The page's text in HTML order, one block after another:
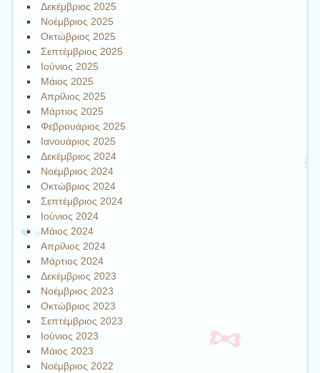
Δεκέμβριος 2025
Νοέμβριος 2025
Οκτώβριος 2025
Σεπτέμβριος 2025
Ιούνιος 2025
Μάιος 2025
Απρίλιος 2025
Μάρτιος 2025
Φεβρουάριος 2025
Ιανουάριος 2025
Δεκέμβριος 2024
Νοέμβριος 2024
Οκτώβριος 2024
Σεπτέμβριος 2024
Ιούνιος 2024
Μάιος 2024
Απρίλιος 2024
Μάρτιος 2024
Δεκέμβριος 2023
Νοέμβριος 2023
Οκτώβριος 2023
Σεπτέμβριος 2023
Ιούνιος 2023
Μάιος 2023
Νοέμβριος 2022